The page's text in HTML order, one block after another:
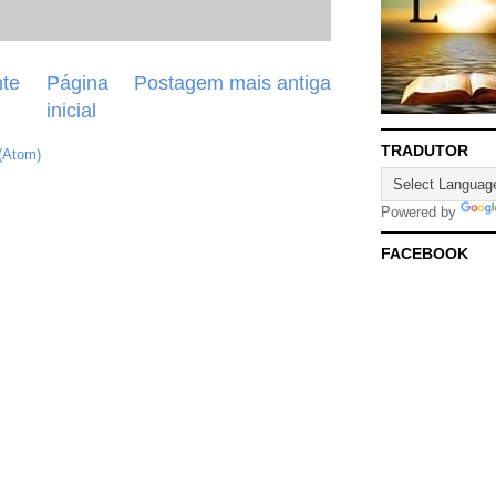
Postagem mais antiga
Página
inicial
TRADUTOR
Powered by
FACEBOOK